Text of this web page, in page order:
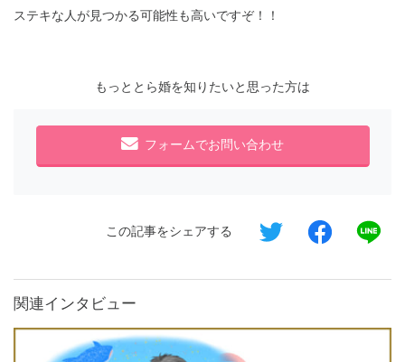
ステキな人が見つかる可能性も高いですぞ！！
もっととら婚を知りたいと思った方は
フォームでお問い合わせ
この記事をシェアする
関連インタビュー